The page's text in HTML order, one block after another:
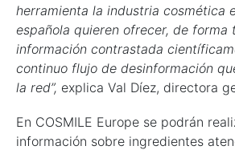
herramienta la industria cosmética
española quieren ofrecer, de forma
información contrastada
continuo flujo de desinformación
la red”, explica Val Díez, directora
En COSMILE Europe se podrán
información sobre ingredientes